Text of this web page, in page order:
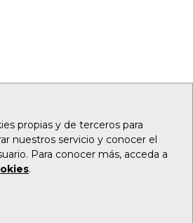
propias y de terceros para
nuestros servicio y conocer el
Para conocer más, acceda a
.